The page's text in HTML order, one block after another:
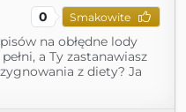
0 Smakowite
na obłędne lody
a Ty zastanawiasz
z diety? Ja